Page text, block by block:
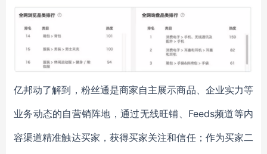
亿邦动了解到，粉丝通是商家自主展示商品、企业实力等
业务动态的自营销阵地，通过无线旺铺、Feeds频道等内
容渠道精准触达买家，获得买家关注和信任；作为买家二